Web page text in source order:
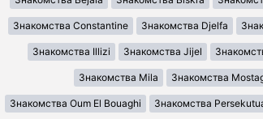
Знакомства Constantine Знакомства Djelfa
Знакомства Illizi Знакомства Jijel
Знакомства Mila Знакомства
Знакомства Oum El Bouaghi Знакомства